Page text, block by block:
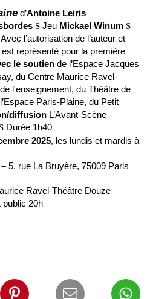
d’Antoine Leiris
S Jeu Mickael Winum S
Avec l’autorisation de l’auteur et
représenté pour la première
le soutien de l’Espace Jacques
du Centre Maurice Ravel-
l'enseignement, du Théâtre de
Paris-Plaine, du Petit
diffusion L’Avant-Scène
S Durée 1h40
2025, les lundis et mardis à
5, rue La Bruyère, 75009 Paris
Ravel-Théâtre Douze
public 20h